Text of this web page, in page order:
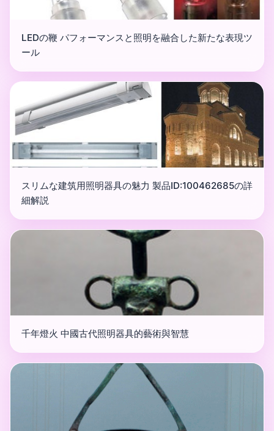
LEDの鞭 パフォーマンスと照明を融合した新たな表現ツ
ール
スリムな建筑用照明器具の魅力 製品ID:100462685の詳
細解説
千年燈火 中國古代照明器具的藝術與智慧